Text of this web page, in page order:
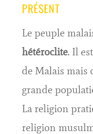
PRÉSENT
Le peuple
hétéroclite. Il
de Malais mais
grande
La religion
religion